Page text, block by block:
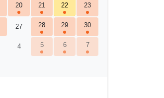
20 21 22 23
27 28 29 30
4 5 6 7